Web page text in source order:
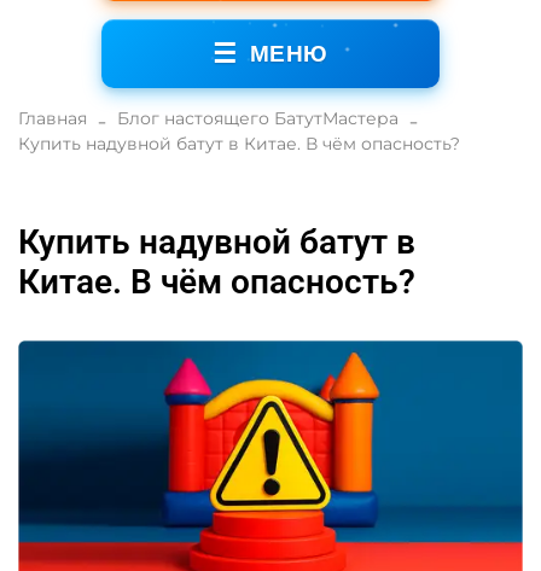
☰ МЕНЮ
Главная
Блог настоящего БатутМастера
Купить надувной батут в Китае. В чём опасность?
Купить надувной батут в
Китае. В чём опасность?